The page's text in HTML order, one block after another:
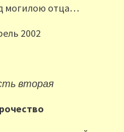
могилою отца…
2002
вторая